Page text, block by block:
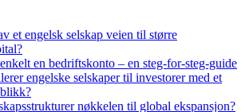
et engelsk selskap veien til større
en bedriftskonto – en steg-for-steg-guide
engelske selskaper til investorer med et
nøkkelen til global ekspansjon?